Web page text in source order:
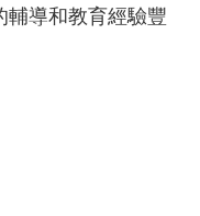
輔導和教育經驗豐